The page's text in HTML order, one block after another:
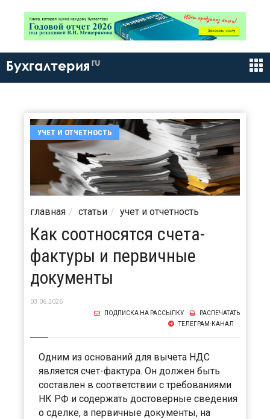
Бухгалтерия ru
УЧЕТ И ОТЧЕТНОСТЬ
главная статьи учет и отчетность
Как соотносятся счета-
фактуры и первичные
документы
03.06.2026
РАСПЕЧАТАТЬ
ПОДПИСКА НА РАССЫЛКУ
ТЕЛЕГРАМ-КАНАЛ
Одним из оснований для вычета НДС
является счет-фактура. Он должен быть
составлен в соответствии с требованиями
НК РФ и содержать достоверные сведения
о сделке, а первичные документы, на